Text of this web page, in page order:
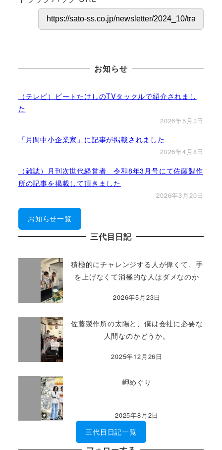
お知らせ
（テレビ）ビートたけしのTVタックルで紹介されまし
た
2026年5月3日
「月間中小企業家」に記事が掲載されました
2026年4月8日
（雑誌）月刊次世代経営者 令和8年3月号にて佐藤製作
所の記事を掲載して頂きました
2026年3月20日
お知らせ一覧
三代目日記
積極的にチャレンジする人が偉くて、手
を上げなくて消極的な人はダメなのか
2026年5月23日
佐藤製作所の太陽と、僕は会社に必要な
人間なのかどうか。
2025年12月26日
岬めぐり
2025年8月2日
三代目日記一覧